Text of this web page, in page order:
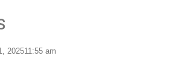
202511:55 am